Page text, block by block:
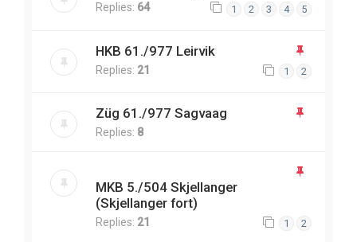
Replies: 64 1 2 3 4 5
HKB 61./977 Leirvik
Replies: 21 1 2
Züg 61./977 Sagvaag
Replies: 8
MKB 5./504 Skjellanger
(Skjellanger fort)
Replies: 21 1 2